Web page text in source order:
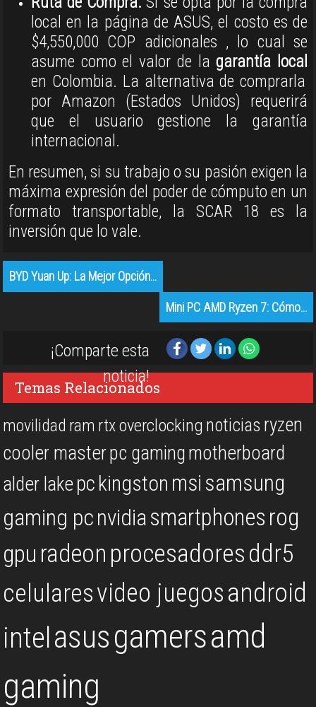
local en la página de ASUS, el costo es de
$4,550,000 COP adicionales , lo cual se
asume como el valor de lagarantía local
en Colombia. La alternativa de comprarla
por Amazon (Estados Unidos) requerirá
que el usuario gestione la garantía
internacional .
En resumen, si su trabajo o su pasión exigen la
máxima expresión del poder de cómputo en un
formato transportable, la SCAR 18 es la
inversión que lo vale.
BYD Yuan Up: La Mejor Opción…
Mini PC AMD Ryzen 7: Cómo…
¡Comparte esta
noticia!
Temas Relacionados
movilidad ram rtxoverclocking noticias ryzen
cooler masterpc gamingmotherboard
alder lakepc kingston msi samsung
gaming pcnvidiasmartphones rog
gpu radeon procesadoresddr5
celularesvideo juegosandroid
intelasusgamersamd
gaming